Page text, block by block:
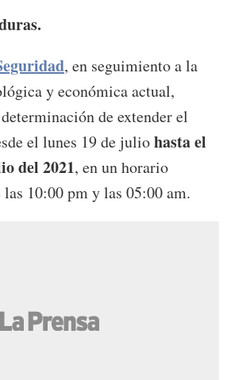
, en seguimiento a la
y económica actual,
de extender el
el lunes 19 de juliohasta el
del 2021, en un horario
10:00 pm y las 05:00 am.